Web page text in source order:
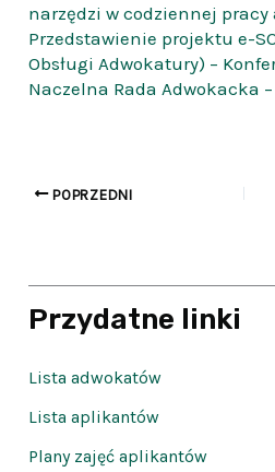
narzędzi w codziennej pracy
Przedstawienie projektu e-
Obsługi Adwokatury) –
Naczelna Rada Adwokacka –
POPRZEDNI
Przydatne linki
Lista adwokatów
Lista aplikantów
Plany zajęć aplikantów